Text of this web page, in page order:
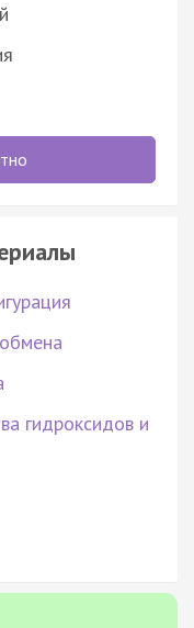
гидроксидов и